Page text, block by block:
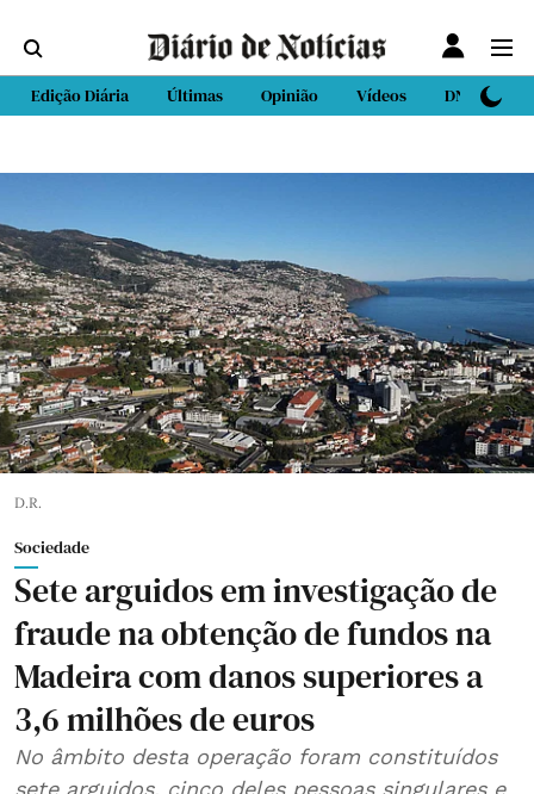
Edição Diária Últimas Opinião Vídeos DN Sport
D.R.
Sociedade
Sete arguidos em investigação de
fraude na obtenção de fundos na
Madeira com danos superiores a
3,6 milhões de euros
No âmbito desta operação foram constituídos
sete arguidos, cinco deles pessoas singulares e